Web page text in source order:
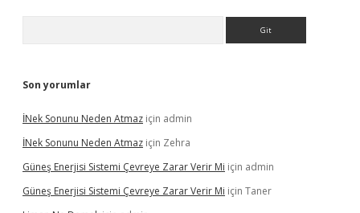
Son yorumlar
İNek Sonunu Neden Atmaz için admin
İNek Sonunu Neden Atmaz için Zehra
Güneş Enerjisi Sistemi Çevreye Zarar Verir Mi için admin
Güneş Enerjisi Sistemi Çevreye Zarar Verir Mi için Taner